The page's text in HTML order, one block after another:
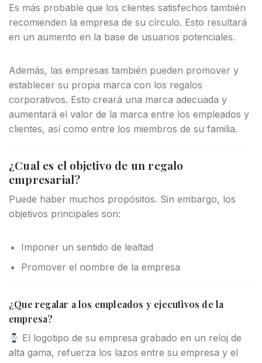
Es más probable que los clientes satisfechos también
recomienden la empresa de su círculo. Esto resultará
en un aumento en la base de usuarios potenciales.
Además, las empresas también pueden promover y
establecer su propia marca con los regalos
corporativos. Esto creará una marca adecuada y
aumentará el valor de la marca entre los empleados y
clientes, así como entre los miembros de su familia.
¿Cual es el objetivo de un regalo
empresarial?
Puede haber muchos propósitos. Sin embargo, los
objetivos principales son:
Imponer un sentido de lealtad
Promover el nombre de la empresa
¿Que regalar a los empleados y ejecutivos de la
empresa?
El logotipo de su empresa grabado en un reloj de
alta gama, refuerza los lazos entre su empresa y el